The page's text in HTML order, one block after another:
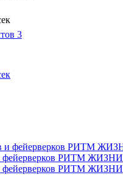
3
фейерверков РИТМ ЖИЗНИ
фейерверков РИТМ ЖИЗНИ